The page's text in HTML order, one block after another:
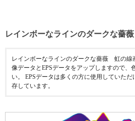
レインボーなラインのダークな薔
レインボーなラインのダークな薔薇 虹の線
像データとEPSデータをアップしますので、
い。 EPSデータは多くの方に使用していただ
存しています。